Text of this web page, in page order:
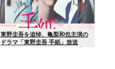
東野圭吾を追悼、亀梨和也主演の
ドラマ「東野圭吾 手紙」放送